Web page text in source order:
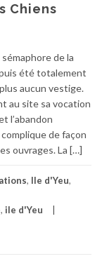
Chiens
sémaphore de la
été totalement
aucun vestige.
au site sa vocation
l’abandon
de façon
ouvrages. La […]
, Ile d'Yeu,
, ile d'Yeu